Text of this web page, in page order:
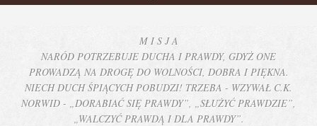
M I S J A
NARÓD POTRZEBUJE DUCHA I PRAWDY, GDYŻ ONE
PROWADZĄ NA DROGĘ DO WOLNOŚCI, DOBRA I PIĘKNA.
NIECH DUCH ŚPIĄCYCH POBUDZI! TRZEBA - WZYWAŁ C.K.
NORWID - „DORABIAĆ SIĘ PRAWDY”, „SŁUŻYĆ PRAWDZIE”,
„WALCZYĆ PRAWDĄ I DLA PRAWDY”.